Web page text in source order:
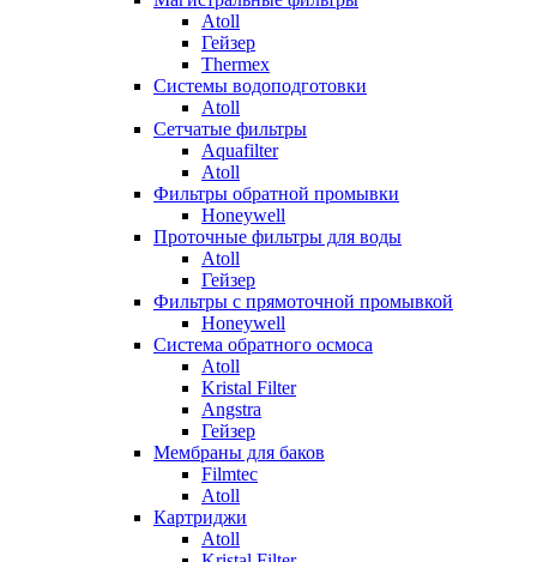
Atoll
Гейзер
Thermex
Системы водоподготовки
Atoll
Сетчатые фильтры
Aquafilter
Atoll
Фильтры обратной промывки
Honeywell
Проточные фильтры для воды
Atoll
Гейзер
Фильтры с прямоточной промывкой
Honeywell
Система обратного осмоса
Atoll
Kristal Filter
Angstra
Гейзер
Мембраны для баков
Filmtec
Atoll
Картриджи
Atoll